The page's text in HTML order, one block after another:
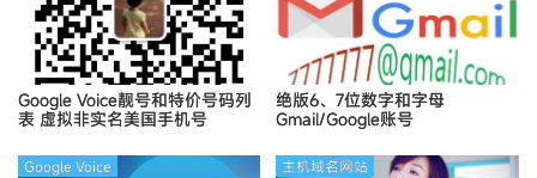
Google Voice靓号和特价号码列
表 虚拟非实名美国手机号
绝版6、7位数字和字母
Gmail/Google账号
Google Voice 主机域名网站